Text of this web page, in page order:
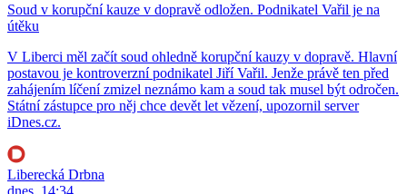
Soud v korupční kauze v dopravě odložen. Podnikatel Vařil je na
útěku
V Liberci měl začít soud ohledně korupční kauzy v dopravě. Hlavní
postavou je kontroverzní podnikatel Jiří Vařil. Jenže právě ten před
zahájením líčení zmizel neznámo kam a soud tak musel být odročen.
Státní zástupce pro něj chce devět let vězení, upozornil server
iDnes.cz.
Liberecká Drbna
dnes, 14:34